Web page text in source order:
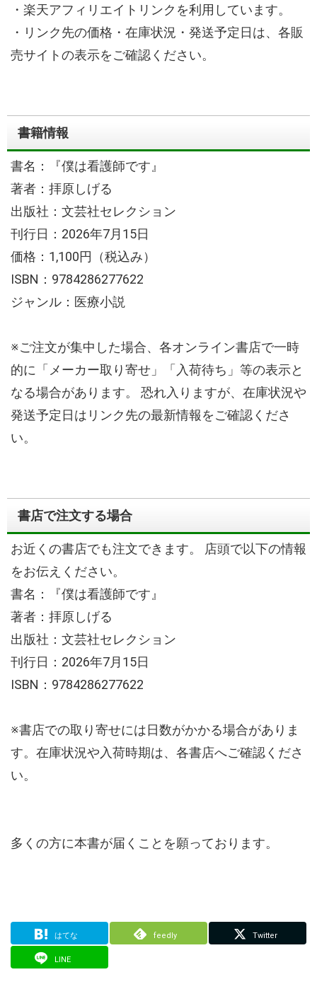
・楽天アフィリエイトリンクを利用しています。
・リンク先の価格・在庫状況・発送予定日は、各販
売サイトの表示をご確認ください。
書籍情報
書名：『僕は看護師です』
著者：拝原しげる
出版社：文芸社セレクション
刊行日：2026年7月15日
価格：1,100円（税込み）
ISBN：9784286277622
ジャンル：医療小説
※ご注文が集中した場合、各オンライン書店で一時
的に「メーカー取り寄せ」「入荷待ち」等の表示と
なる場合があります。
恐れ入りますが、在庫状況や
発送予定日はリンク先の最新情報をご確認くださ
い。
書店で注文する場合
お近くの書店でも注文できます。
店頭で以下の情報
をお伝えください。
書名：『僕は看護師です』
著者：拝原しげる
出版社：文芸社セレクション
刊行日：2026年7月15日
ISBN：9784286277622
※書店での取り寄せには日数がかかる場合がありま
す。在庫状況や入荷時期は、各書店へご確認くださ
い。
多くの方に本書が届くことを願っております。
はてな feedly Twitter
LINE